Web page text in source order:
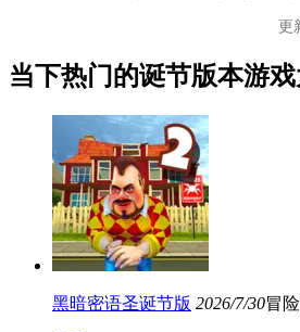
更
当下热门的诞节版本游
黑暗密语圣诞节版 2026/7/30冒